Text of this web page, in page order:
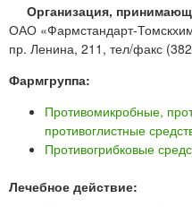
Организация,
ОАО «Фармстандарт-
пр. Ленина, 211, тел/факс
Фармгруппа:
Противомикробные,
противоглистные
Противогрибковые
Лечебное действие: